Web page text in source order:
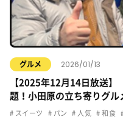
グルメ 2026/01/13
【2025年12月14日放送】
題！小田原の立ち寄りグル
スイーツ パン 人気 和食